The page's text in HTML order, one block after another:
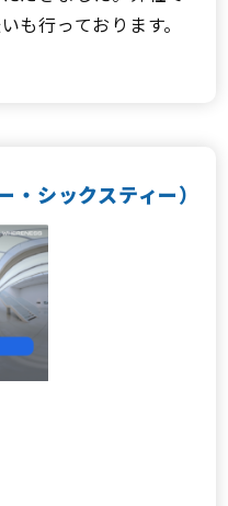
行っております。
シックスティー）